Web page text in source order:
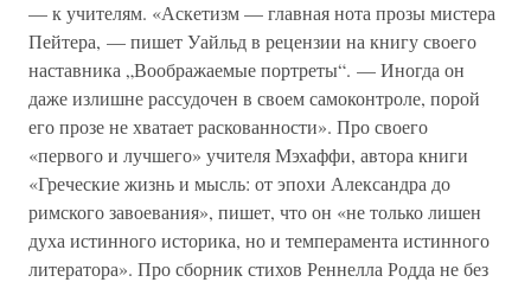
— к учителям. «Аскетизм — главная нота прозы мистера
Пейтера, — пишет Уайльд в рецензии на книгу своего
наставника „Воображаемые портреты“. — Иногда он
даже излишне рассудочен в своем самоконтроле, порой
его прозе не хватает раскованности». Про своего
«первого и лучшего» учителя Мэхаффи, автора книги
«Греческие жизнь и мысль: от эпохи Александра до
римского завоевания», пишет, что он «не только лишен
духа истинного историка, но и темперамента истинного
литератора». Про сборник стихов Реннелла Родда не без